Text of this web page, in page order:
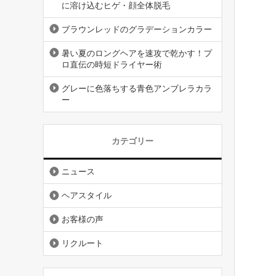
に溶け込むヒゲ・顔全体脱毛
ブラウンレッドのグラデーションカラー
暑い夏のロングヘアを速攻で乾かす！プ
ロ直伝の時短ドライヤー術
グレーに色落ちする青色アンブレラカラ
ー
カテゴリー
ニュース
ヘアスタイル
お客様の声
リクルート